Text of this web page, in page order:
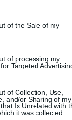
to Google and its
specified
of the Sale of my
of processing my
Targeted
of Collection, Use,
and/or Sharing of my
Is Unrelated with
it was collected.
Jolie-val, sosem
Clooney miként
korábban ő például
megjön a kedve a
barátaihoz, Brad-hez és